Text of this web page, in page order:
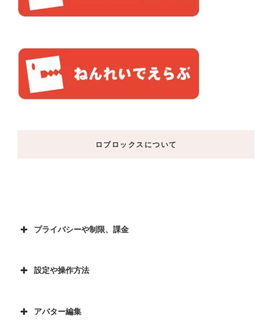
ロブロックスについて
プライバシーや制限、課金
設定や操作方法
アバター編集